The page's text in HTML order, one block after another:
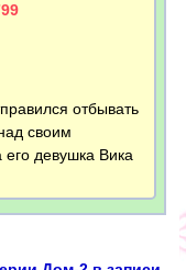
отбывать
своим
девушка Вика